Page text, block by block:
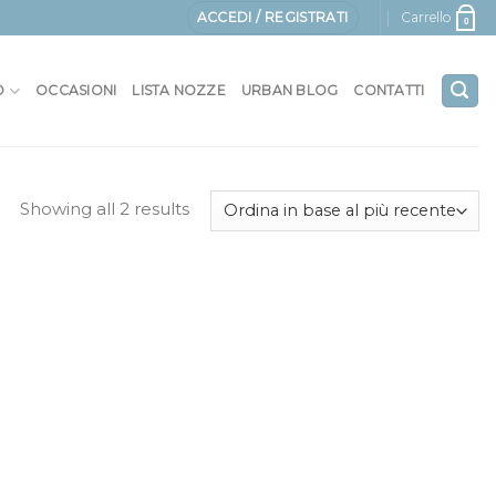
ACCEDI / REGISTRATI Carrello 0
OCCASIONI LISTA NOZZE URBAN BLOG CONTATTI
Showing all 2 results